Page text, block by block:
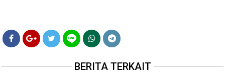
BERITA TERKAIT